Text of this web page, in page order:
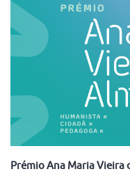
Prémio Ana Maria Vieira